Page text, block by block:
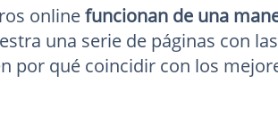
onlinefuncionan de una
una serie de páginas con
por qué coincidir con los